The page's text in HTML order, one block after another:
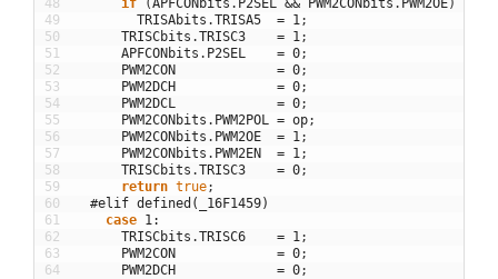
49
50
51
52
53
54
55
56
57
58
59
60
61
62
63
64
TRISAbits .TRISA5 = 1 ;
TRISCbits .TRISC3 = 1 ;
APFCONbits . P2SEL = 0;
PWM2CON
= 0;
PWM2DCH
= 0;
PWM2DCL
= 0;
PWM2CONbits . PWM2POL = op;
PWM2CONbits . PWM2OE = 1 ;
PWM2CONbits . PWM2EN = 1 ;
TRISCbits .TRISC3 = 0;
return true;
#elif defined(_16F1459)
case 1 :
TRISCbits .TRISC6 = 1 ;
PWM2CON
= 0;
PWM2DCH
= 0;